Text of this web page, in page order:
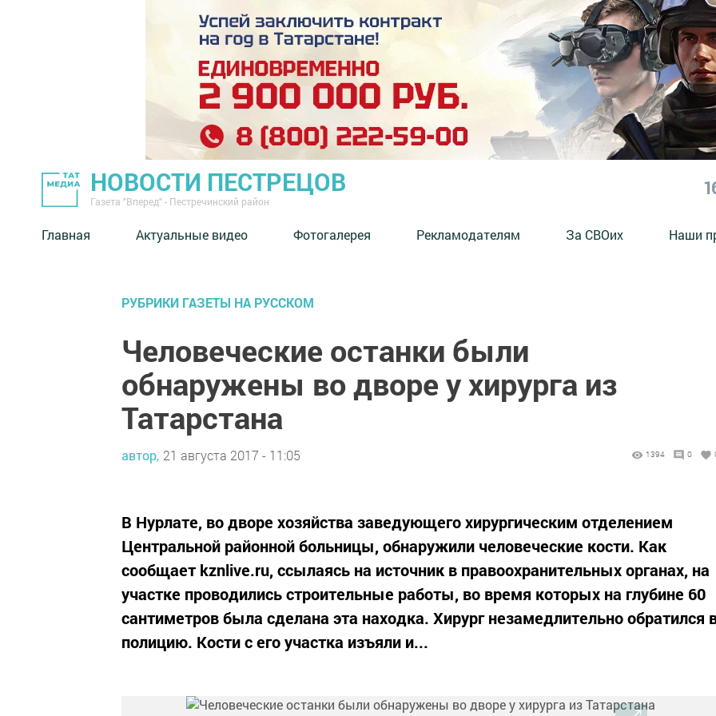
НОВОСТИ ПЕСТРЕЦОВ
Газета "Вперед" - Пестречинский район
Главная Актуальные видео Фотогалерея Рекламодателям За СВОих Наши
РУБРИКИ ГАЗЕТЫ НА РУССКОМ
Человеческие останки были
обнаружены во дворе у хирурга из
Татарстана
автор, 21 августа 2017 - 11:05 1394 0
В Нурлате, во дворе хозяйства заведующего хирургическим отделением
Центральной районной больницы, обнаружили человеческие кости. Как
сообщает kznlive.ru, ссылаясь на источник в правоохранительных органах, на
участке проводились строительные работы, во время которых на глубине 60
сантиметров была сделана эта находка. Хирург незамедлительно обратился
полицию. Кости с его участка изъяли и...